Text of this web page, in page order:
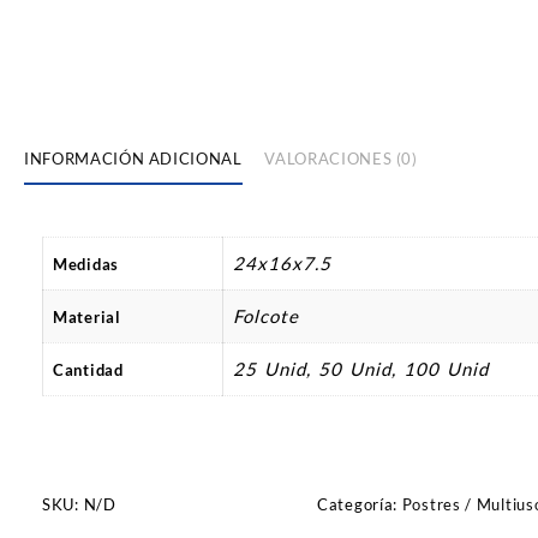
INFORMACIÓN ADICIONAL VALORACIONES (0)
Medidas 24x16x7.5
Material Folcote
Cantidad 25 Unid, 50 Unid, 100 Unid
SKU: N/D Categoría: Postres /